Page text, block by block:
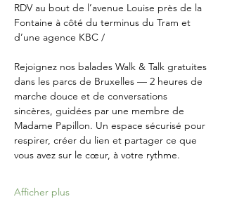
RDV au bout de l’avenue Louise près de la
Fontaine à côté du terminus du Tram et
d’une agence KBC /
Rejoignez nos balades Walk & Talk gratuites
dans les parcs de Bruxelles — 2 heures de
marche douce et de conversations
sincères, guidées par une membre de
Madame Papillon. Un espace sécurisé pour
respirer, créer du lien et partager ce que
vous avez sur le cœur, à votre rythme.
Afficher plus